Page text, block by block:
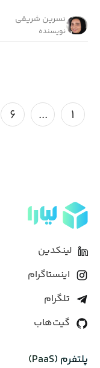
نسرین شریفی
نویسنده
۱ ... ۶
لینکدین
اینستاگرام
تلگرام
گیت‌هاب
پلتفرم (PaaS)